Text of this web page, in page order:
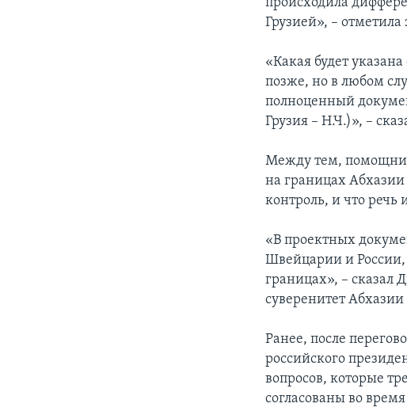
Грузией», –
«Какая будет
позже, но в любом
полноценный
Грузия – Н.Ч.)», –
Между тем, помощник
на границах
контроль, и что
«В проектных
Швейцарии и
границах», – сказал
суверенитет
Ранее, после
российского
вопросов, которые
согласованы во